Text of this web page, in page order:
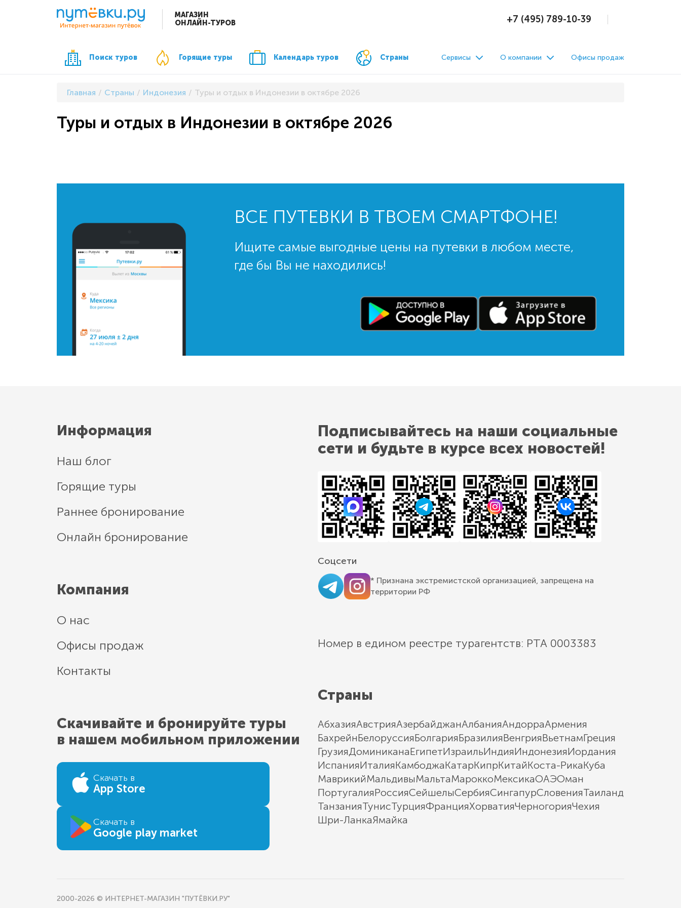
МАГАЗИН
ОНЛАЙН-ТУРОВ
+7 (495) 789-10-39
Поиск туров Горящие туры Календарь туров Страны Сервисы О компании Офисы продаж
Главная Страны Индонезия Туры и отдых в Индонезии в октябре 2026
Туры и отдых в Индонезии в октябре 2026
ВСЕ ПУТЕВКИ В ТВОЕМ СМАРТФОНЕ!
Ищите самые выгодные цены на путевки в любом месте,
где бы Вы не находились!
Информация
Наш блог
Горящие туры
Раннее бронирование
Онлайн бронирование
Компания
О нас
Офисы продаж
Контакты
Скачивайте и бронируйте туры
в нашем мобильном приложении
Скачать в
App Store
Скачать в
Google play market
Подписывайтесь на наши социальные
сети и будьте в курсе всех новостей!
Соцсети
* Признана экстремистской организацией, запрещена на
территории РФ
Номер в едином реестре турагентств: РТА 0003383
Страны
АбхазияАвстрияАзербайджанАлбанияАндорраАрмения
БахрейнБелоруссияБолгарияБразилияВенгрияВьетнамГреция
ГрузияДоминиканаЕгипетИзраильИндияИндонезияИордания
ИспанияИталияКамбоджаКатарКипрКитайКоста-РикаКуба
МаврикийМальдивыМальтаМароккоМексикаОАЭОман
ПортугалияРоссияСейшелыСербияСингапурСловенияТаиланд
ТанзанияТунисТурцияФранцияХорватияЧерногорияЧехия
Шри-ЛанкаЯмайка
2000-2026 © ИНТЕРНЕТ-МАГАЗИН "ПУТЁВКИ.РУ"